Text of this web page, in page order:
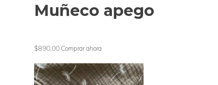
Muñeco apego
$890,00 Comprar ahora